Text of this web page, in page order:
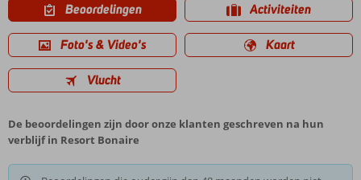
Beoordelingen Activiteiten
Foto's & Video's Kaart
Vlucht
De beoordelingen zijn door onze klanten geschreven na hun
verblijf in Resort Bonaire